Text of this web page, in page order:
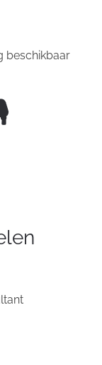
beschikbaar